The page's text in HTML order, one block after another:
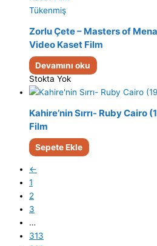
Tükenmiş
Zorlu Çete – Masters of
Video Kaset Film
Devamını oku
Stokta Yok
Kahire’nin Sırrı- Ruby Cairo
Film
Sepete Ekle
←
1
2
3
…
313